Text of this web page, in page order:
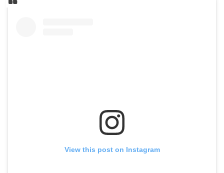
View this post on Instagram